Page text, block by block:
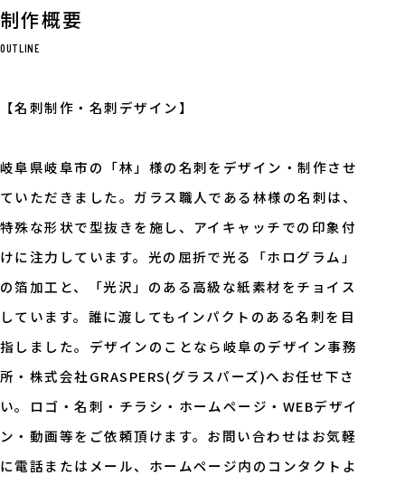
制作概要
OUTLINE
【名刺制作・名刺デザイン】
岐阜県岐阜市の「林」様の名刺をデザイン・制作させ
ていただきました。ガラス職人である林様の名刺は、
特殊な形状で型抜きを施し、アイキャッチでの印象付
けに注力しています。光の屈折で光る「ホログラム」
の箔加工と、「光沢」のある高級な紙素材をチョイス
しています。誰に渡してもインパクトのある名刺を目
指しました。デザインのことなら岐阜のデザイン事務
所・株式会社GRASPERS(グラスパーズ)へお任せ下さ
い。ロゴ・名刺・チラシ・ホームページ・WEBデザイ
ン・動画等をご依頼頂けます。お問い合わせはお気軽
に電話またはメール、ホームページ内のコンタクトよ